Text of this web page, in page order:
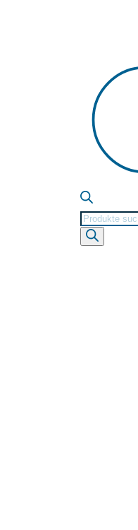
Products
search